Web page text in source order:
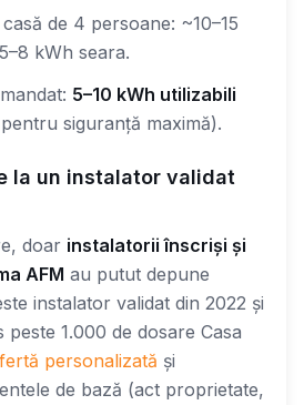
de 4 persoane: ~10–15
kWh seara.
5–10 kWh utilizabili
siguranță maximă).
la un instalator validat
doar instalatorii înscriși și
AFM au putut depune
instalator validat din 2022 și
1.000 de dosare Casa
personalizată și
de bază (act proprietate,